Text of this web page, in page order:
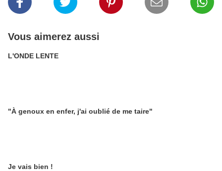
Vous aimerez aussi
L'ONDE LENTE
"À genoux en enfer, j'ai oublié de me taire"
Je vais bien !